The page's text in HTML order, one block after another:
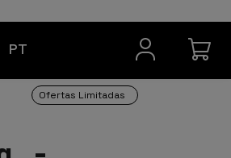
PT
Contacto
Ofertas Limitadas